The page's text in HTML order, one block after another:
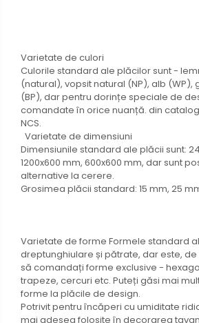
Varietate de culori
Culorile standard ale plăcilor sunt -
(natural), vopsit natural (NP), alb (WP),
(BP), dar pentru dorințe speciale de
comandate în orice nuanță. din
NCS.
Varietate de dimensiuni
Dimensiunile standard ale plăcii sunt:
1200x600 mm, 600x600 mm, dar sunt
alternative la cerere.
Grosimea plăcii standard: 15 mm, 25
Varietate de forme Formele standard
dreptunghiulare și pătrate, dar este,
să comandați forme exclusive -
trapeze, cercuri etc. Puteți găsi mai
forme la plăcile de design.
Potrivit pentru încăperi cu umiditate
mai adesea folosite în decorarea